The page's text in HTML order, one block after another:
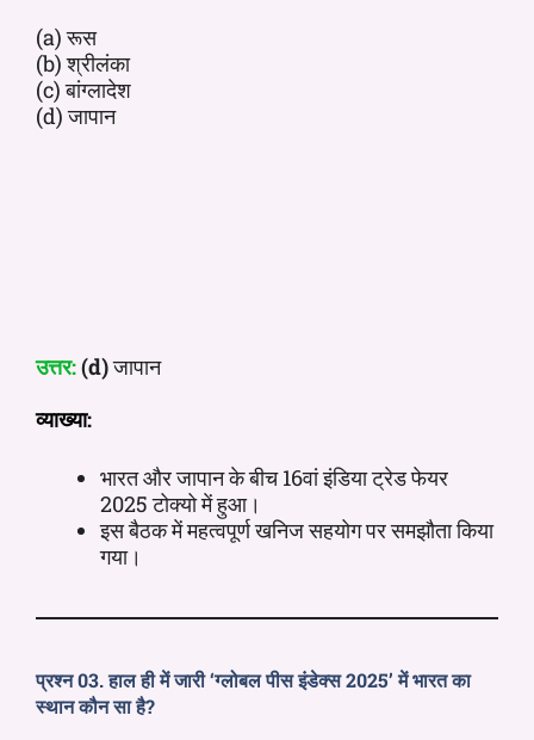
(a) रूस
(b) श्रीलंका
(c) बांग्लादेश
(d) जापान
उत्तर:(d)जापान
व्याख्या:
भारत और जापान के बीच 16वां इंडिया ट्रेड फेयर
2025 टोक्यो में हुआ।
इस बैठक में महत्वपूर्ण खनिज सहयोग पर समझौता किया
गया।
प्रश्न 03. हाल ही में जारी ‘ग्लोबल पीस इंडेक्स 2025’ में भारत का
स्थान कौन सा है?